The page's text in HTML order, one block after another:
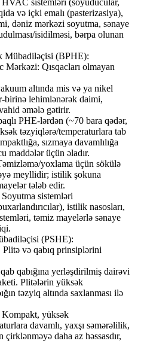
sistemləri (soyuducular,
və içki emalı (pasterizasiya),
dəniz mərkəzi soyutma, sənaye
isidilməsi, bərpa olunan
Mübadiləçisi (BPHE):
Qısqacları olmayan
altında mis və ya nikel
birinə lehimlənərək daimi,
əmələ gətirir.
PHE-lərdən (~70 bara qədər,
təzyiqlərə/temperaturlara tab
sızmaya davamlılığa
maddələr üçün əladır.
yoxlama üçün sökülə
meyllidir; istilik şokuna
tələb edir.
sistemləri
istilik nasosları,
təmiz mayelərlə sənaye
(PSHE):
və qabıq prinsiplərini
qabığına yerləşdirilmiş dairəvi
Plitələrin yüksək
təzyiq altında saxlanması ilə
yüksək
davamlı, yaxşı səmərəlilik,
çirklənməyə daha az həssasdır,